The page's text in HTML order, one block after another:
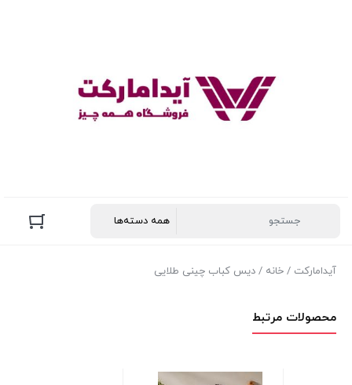
آیدامارکت / خانه / دیس کباب چینی طلایی
محصولات مرتبط